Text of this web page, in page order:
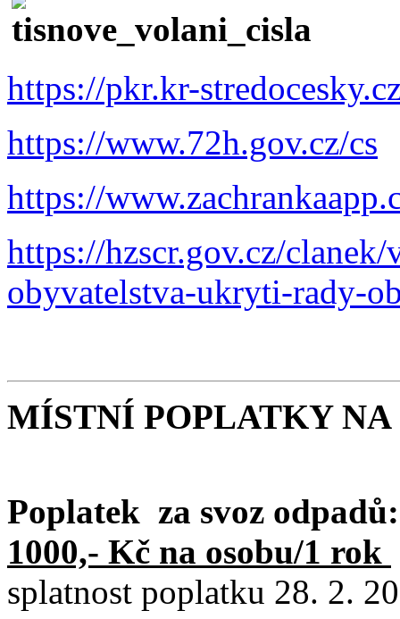
https://pkr.kr-
https://www.72h.gov.cz/cs
https://
https://hzscr.gov.cz/
obyvatelstva-ukryti-rady-
MÍSTNÍ POPLATKY NA
Poplatek za svoz odpadů:
1000,- Kč na osobu/1 rok
splatnost poplatku 28. 2.